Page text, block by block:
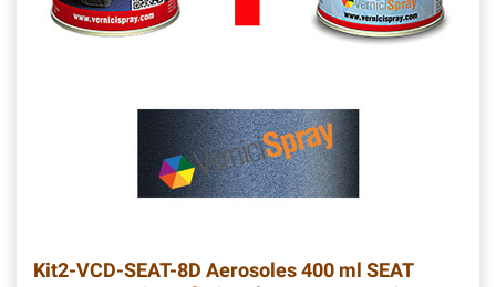
Kit2-VCD-SEAT-8D Aerosoles 400 ml SEAT